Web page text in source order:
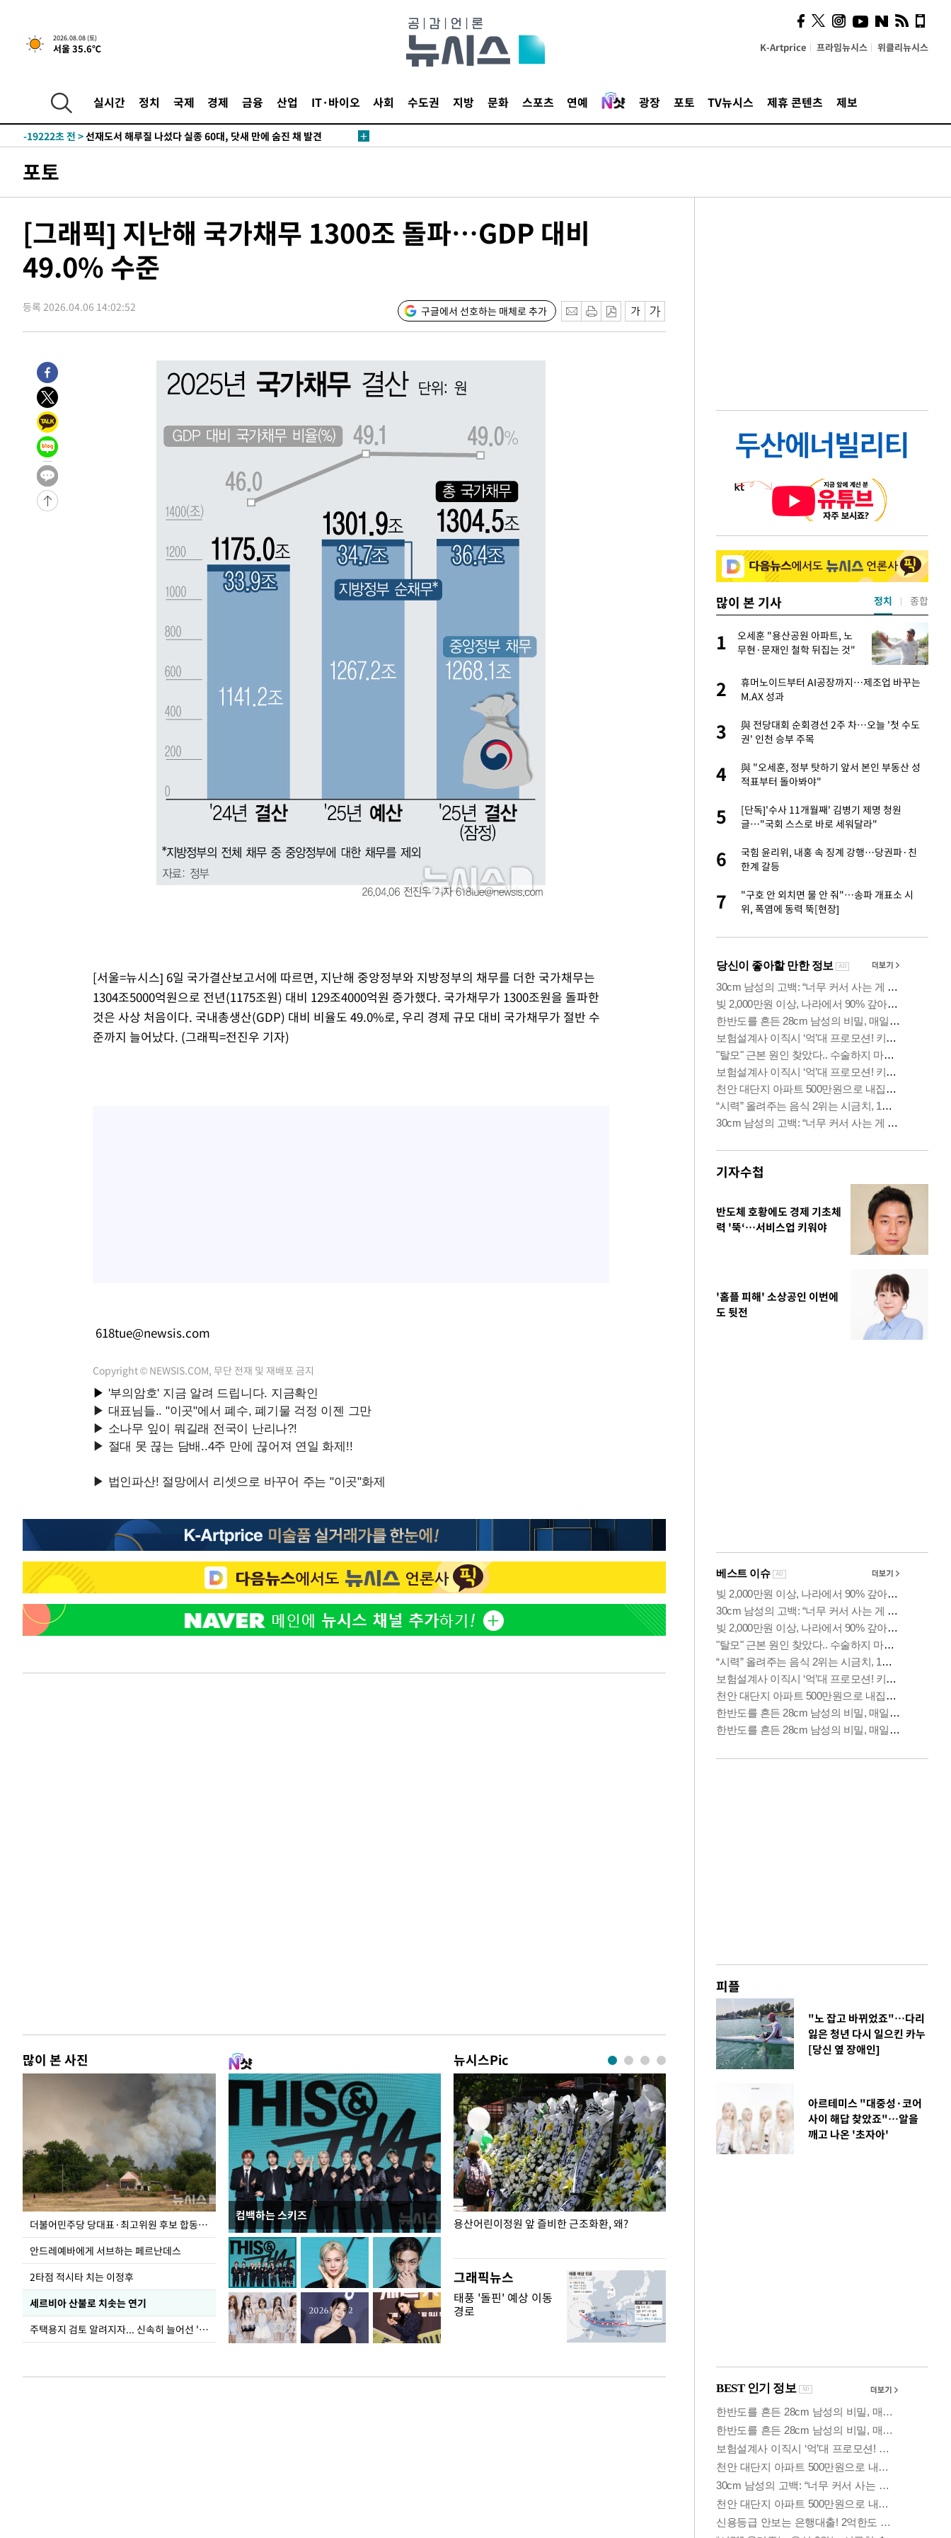
2026.08.08 (토)
서울 35.6℃ K-Artprice 프라임뉴시스 위클리뉴시스
실시간 정치 국제 경제 금융 산업 IT·바이오 사회 수도권 지방 문화 스포츠 연예 광장 포토 TV뉴시스 제휴 콘텐츠 제보
2시간 전 >[속보]뉴욕증시 상승 마감…S&P 0.6% 나스닥 1.3%↑
-25405초 전 >
강릉에 시간당 81.4㎜ 물폭탄…도로 잠기고 담벼락 붕괴
-21512초 전 >
-19222초 전 >선재도서 해루질 나섰다 실종 60대, 닷새 만에 숨진 채 발견
-16132초 전 >
-12359초 전 >극한폭염 한풀 꺾이지만…'낮 최고 35도' 무더위, 열대야 계속[다음
-7894초 전 > [속보]'압수수색·성접대 논란' 축구협회 "실망과 걱정 안겨드려 죄
송"58분 전 >
'최고 37도' 폭염 지속…강원동해안 최대 150㎜ 비
2시간 전 >[속보]뉴욕증시 상승 마감…S&P 0.6% 나스닥 1.3%↑
-25405초 전 >강릉에 시간당 81.4㎜ 물폭탄…도로 잠기고 담벼락 붕괴
-21512초 전 >백운산서 80년근 천종산삼 9뿌리 발견…감정가 1.3억원
-16756초 전 >
남자 농구, 나고야 아시안게임서 '홈팀' 일본과 한일전
-16132초 전 >
여수 오동도 해상서 모터보트 전복…1명 사망·1명 실종
-12359초 전 >
주 날씨]
-9377초 전 >
축구협회 "압수수색·성접대 논란 사과…쇄신의 기회로 삼겠다"
-7894초 전 >
송"
58분 전 >
'최고 37도' 폭염 지속…강원동해안 최대 150㎜ 비
2시간 전 >
[속보]뉴욕증시 상승 마감…S&P 0.6% 나스닥 1.3%↑
포토
[그래픽] 지난해 국가채무 1300조 돌파…GDP 대비
49.0% 수준
등록 2026.04.06 14:02:52 구글에서 선호하는 매체로 추가
[서울=뉴시스] 6일 국가결산보고서에 따르면, 지난해 중앙정부와 지방정부의 채무를 더한 국가채무는
1304조5000억원으로 전년(1175조원) 대비 129조4000억원 증가했다. 국가채무가 1300조원을 돌파한
것은 사상 처음이다. 국내총생산(GDP) 대비 비율도 49.0%로, 우리 경제 규모 대비 국가채무가 절반 수
준까지 늘어났다. (그래픽=전진우 기자)
618tue@newsis.com
Copyright © NEWSIS.COM, 무단 전재 및 재배포 금지
많이 본 사진
더불어민주당 당대표·최고위원 후보 합동연설회
안드레예바에게 서브하는 페르난데스
2타점 적시타 치는 이정후
세르비아 산불로 치솟는 연기
주택용지 검토 알려지자... 신속히 늘어선 '근조화환'
컴백하는 스키즈
뉴시스Pic
사진으로 보는 일주일 용산어린이정원 앞 즐비한 근조화환, 왜?
그래픽뉴스
태풍 '돌핀' 예상 이동
경로
많이 본 기사
1
표창원, 남규리에 15년 만에
사과…"제가 틀렸습니다"
2
3
4
[속보]뉴욕증시 상승 마감…S&P 0.6% 나스
닥 1.3%↑
5
식 병행…"야외 훈련 해도 안전 최우선"
7
휴머노이드부터 AI공장까지…제조업 바꾸는
1
오세훈 "용산공원 아파트, 노
무현·문재인 철학 뒤집는 것"
2
휴머노이드부터 AI공장까지…제조업 바꾸는
M.AX 성과
3
與 전당대회 순회경선 2주 차…오늘 '첫 수도
권' 인천 승부 주목
4
與 "오세훈, 정부 탓하기 앞서 본인 부동산 성
적표부터 돌아봐야"
5
[단독]'수사 11개월째' 김병기 제명 청원
글…"국회 스스로 바로 세워달라"
6
국힘 윤리위, 내홍 속 징계 강행…당권파·친
한계 갈등
7
"구호 안 외치면 물 안 줘"…송파 개표소 시
위, 폭염에 동력 뚝[현장]
정치 종합
기자수첩
반도체 호황에도 경제 기초체
력 '뚝‘…서비스업 키워야
'홈플 피해' 소상공인 이번에
도 뒷전
피플
"노 잡고 바뀌었죠"…다리
잃은 청년 다시 일으킨 카누
[당신 옆 장애인]
아르테미스 "대중성·코어
사이 해답 찾았죠"…알을
깨고 나온 '초자아'